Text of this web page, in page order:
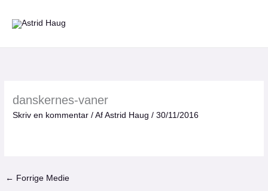
danskernes-vaner
Skriv en kommentar / AfAstrid Haug/30/11/2016
← Forrige Medie